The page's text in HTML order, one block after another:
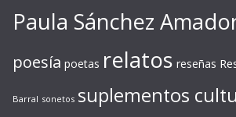
Paula Sánchez
poesía poetas relatos reseñas
Barral sonetos suplementos